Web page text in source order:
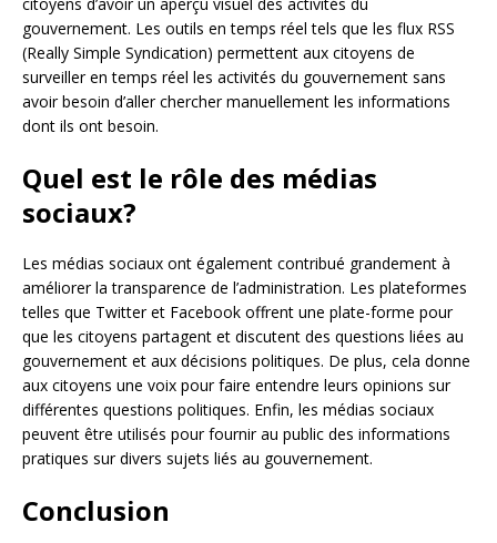
gouvernement. Les outils en temps réel tels que les flux RSS
(Really Simple Syndication) permettent aux citoyens de
surveiller en temps réel les activités du gouvernement sans
avoir besoin d’aller chercher manuellement les informations
dont ils ont besoin.
Quel est le rôle des médias
sociaux?
Les médias sociaux ont également contribué grandement à
améliorer la transparence de l’administration. Les plateformes
telles que Twitter et Facebook offrent une plate-forme pour
que les citoyens partagent et discutent des questions liées au
gouvernement et aux décisions politiques. De plus, cela donne
aux citoyens une voix pour faire entendre leurs opinions sur
différentes questions politiques. Enfin, les médias sociaux
peuvent être utilisés pour fournir au public des informations
pratiques sur divers sujets liés au gouvernement.
Conclusion